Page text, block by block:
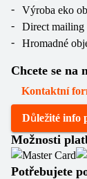
Výroba eko
Direct mailing
Hromadné
Chcete se na
Kontaktní
Důležité info
Možnosti
Potřebujete